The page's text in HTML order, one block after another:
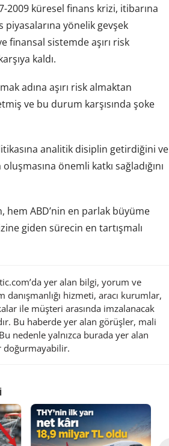
2009 küresel finans krizi, itibarına
yönelik gevşek
finansal sistemde aşırı risk
kaldı.
adına aşırı risk almaktan
ve bu durum karşısında şoke
analitik disiplin getirdiğini ve
önemli katkı sağladığını
hem ABD’nin en parlak büyüme
giden sürecin en tartışmalı
yer alan bilgi, yorum ve
danışmanlığı hizmeti, aracı kurumlar,
ile müşteri arasında imzalanacak
Bu haberde yer alan görüşler, mali
nedenle yalnızca burada yer alan
doğurmayabilir.